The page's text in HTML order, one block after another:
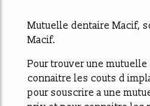
Mutuelle dentaire Macif,
Macif.
Pour trouver une
connaitre les couts d
pour souscrire a une